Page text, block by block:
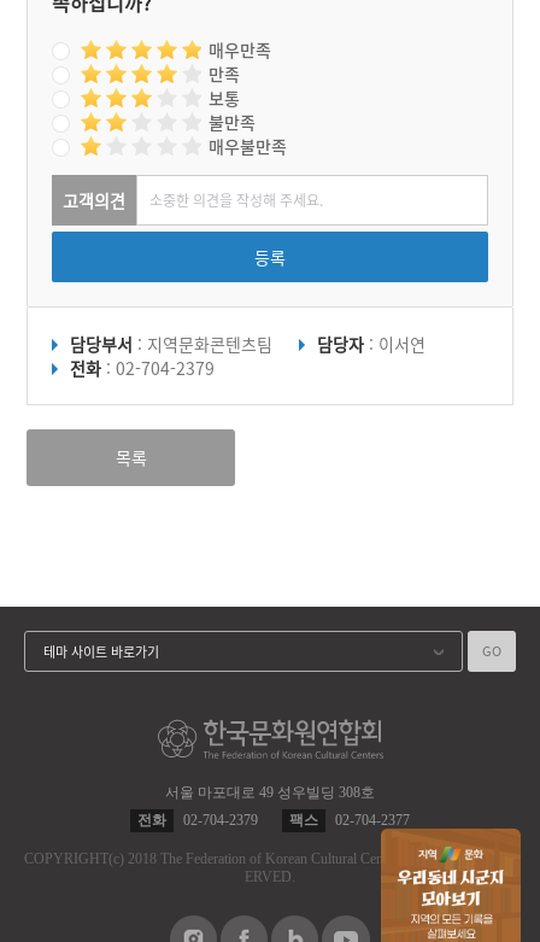
매우만족
만족
보통
불만족
매우불만족
고객의견
등록
담당부서 : 지역문화콘텐츠팀 담당자 : 이서연
전화 : 02-704-2379
목록
서울 마포대로 49 성우빌딩 308호
전화
02-704-2379 팩스 02-704-2377
COPYRIGHT(c) 2018 The Federation of Korean Cultural Centers.
ALL RIGHT RES
ERVED.
테마 사이트 바로가기 GO